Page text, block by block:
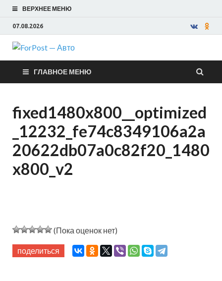
ВЕРХНЕЕ МЕНЮ
07.08.2026
ForPost —
Авто
ГЛАВНОЕ МЕНЮ
fixed1480x800__optimized
_12232_fe74c8349106a2a
20622db07a0c82f20_1480
x800_v2
(Пока оценок нет)
поделиться